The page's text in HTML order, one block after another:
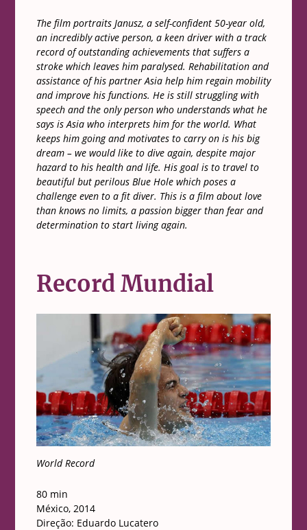
The film portraits Janusz, a self-confident 50-year old,
an incredibly active person, a keen driver with a track
record of outstanding achievements that suffers a
stroke which leaves him paralysed. Rehabilitation and
assistance of his partner Asia help him regain mobility
and improve his functions. He is still struggling with
speech and the only person who understands what he
says is Asia who interprets him for the world. What
keeps him going and motivates to carry on is his big
dream – we would like to dive again, despite major
hazard to his health and life. His goal is to travel to
beautiful but perilous Blue Hole which poses a
challenge even to a fit diver. This is a film about love
than knows no limits, a passion bigger than fear and
determination to start living again.
Record Mundial
World Record
80 min
México, 2014
Direção: Eduardo Lucatero